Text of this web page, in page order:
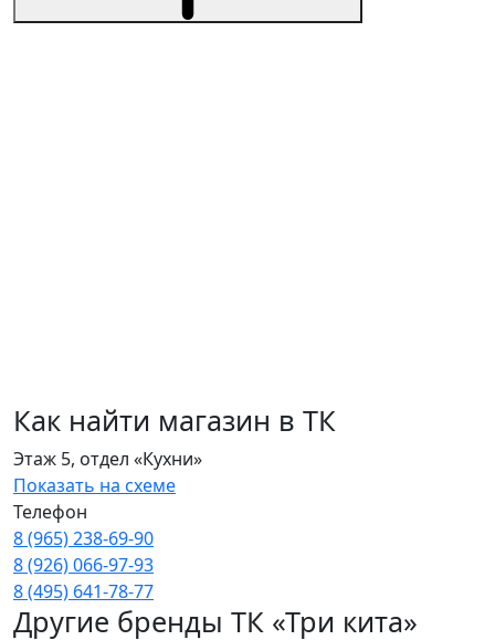
Как найти магазин в ТК
Этаж 5, отдел «Кухни»
Показать на схеме
Телефон
8 (965) 238‑69‑90
8 (926) 066‑97‑93
8 (495) 641‑78‑77
Другие бренды ТК «Три кита»